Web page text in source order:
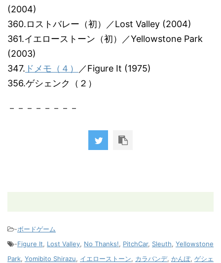
(2004)
360.ロストバレー（初）／Lost Valley (2004)
361.イエローストーン（初）／Yellowstone Park
(2003)
347. ドメモ（４）
／Figure It (1975)
356.ゲシェンク（２）
－－－－－－－－
-ボードゲーム
-Figure It, Lost Valley, No Thanks!, PitchCar, Sleuth, Yellowstone
Park, Yomibito Shirazu, イエローストーン, カラバンデ, かんぽ, ゲシェ